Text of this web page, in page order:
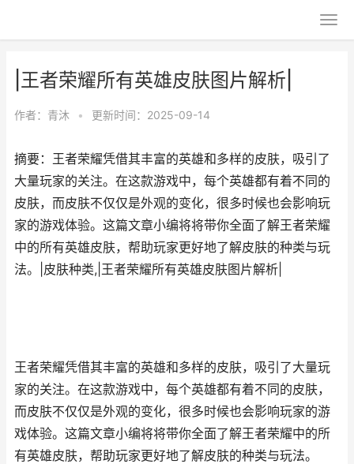
|王者荣耀所有英雄皮肤图片解析|
作者： 青沐 • 更新时间：2025-09-14
摘要：王者荣耀凭借其丰富的英雄和多样的皮肤，吸引了
大量玩家的关注。在这款游戏中，每个英雄都有着不同的
皮肤，而皮肤不仅仅是外观的变化，很多时候也会影响玩
家的游戏体验。这篇文章小编将将带你全面了解王者荣耀
中的所有英雄皮肤，帮助玩家更好地了解皮肤的种类与玩
法。|皮肤种类,|王者荣耀所有英雄皮肤图片解析|
王者荣耀凭借其丰富的英雄和多样的皮肤，吸引了大量玩
家的关注。在这款游戏中，每个英雄都有着不同的皮肤，
而皮肤不仅仅是外观的变化，很多时候也会影响玩家的游
戏体验。这篇文章小编将将带你全面了解王者荣耀中的所
有英雄皮肤，帮助玩家更好地了解皮肤的种类与玩法。